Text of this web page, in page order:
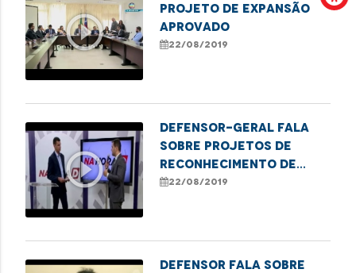
play_circle_outline
projeto de expansão
aprovado
22/08/2019
play_circle_outline
Defensor-geral fala
sobre projetos de
reconhecimento de
paternidade da
22/08/2019
Defensor fala sobre